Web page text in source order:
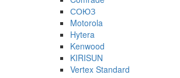
СОЮЗ
Motorola
Hytera
Kenwood
KIRISUN
Vertex Standard